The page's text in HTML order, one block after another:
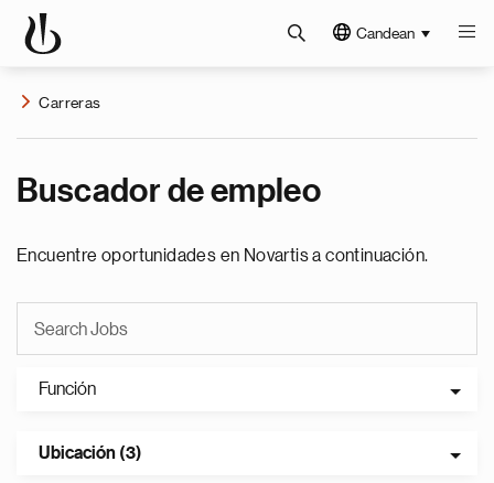
Candean
Carreras
Buscador de empleo
Encuentre oportunidades en Novartis a continuación.
Función
Ubicación (3)